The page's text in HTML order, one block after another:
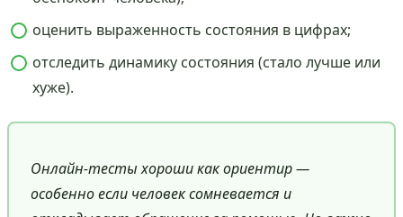
оценить выраженность состояния в цифрах;
отследить динамику состояния (стало лучше или
хуже).
Онлайн-тесты хороши как ориентир —
особенно если человек сомневается и